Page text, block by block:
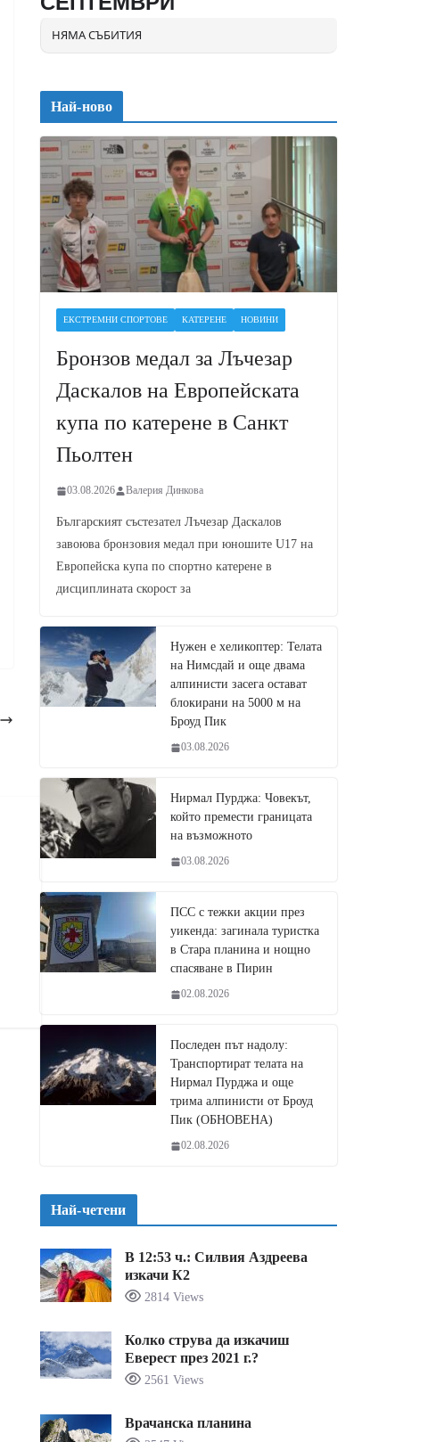
НЯМА СЪБИТИЯ
Най-ново
ЕКСТРЕМНИ СПОРТОВЕ КАТЕРЕНЕ НОВИНИ
Бронзов медал за Лъчезар
Даскалов на Европейската
купа по катерене в Санкт
Пьолтен
03.08.2026 Валерия Динкова
Българският състезател Лъчезар Даскалов
завоюва бронзовия медал при юношите U17 на
Европейска купа по спортно катерене в
дисциплината скорост за
Нужен е хеликоптер: Телата
на Нимсдай и още двама
алпинисти засега остават
блокирани на 5000 м на
Броуд Пик
03.08.2026
Нирмал Пурджа: Човекът,
който премести границата
на възможното
03.08.2026
ПСС с тежки акции през
уикенда: загинала туристка
в Стара планина и нощно
спасяване в Пирин
02.08.2026
Последен път надолу:
Транспортират телата на
Нирмал Пурджа и още
трима алпинисти от Броуд
Пик (ОБНОВЕНА)
02.08.2026
Най-четени
В 12:53 ч.: Силвия Аздреева
изкачи К2
2814 Views
Колко струва да изкачиш
Еверест през 2021 г.?
2561 Views
Врачанска планина